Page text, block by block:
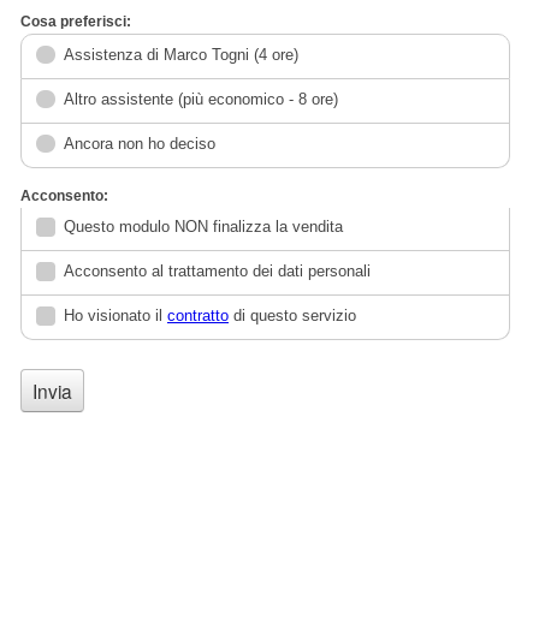
Cosa preferisci:
Assistenza di Marco Togni (4 ore)
Altro assistente (più economico - 8 ore)
Ancora non ho deciso
Acconsento:
Questo modulo NON finalizza la vendita
Acconsento al trattamento dei dati personali
Ho visionato il contratto di questo servizio